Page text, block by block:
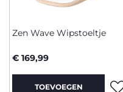
Zen Wave Wipstoeltje
€ 169,99
TOEVOEGEN